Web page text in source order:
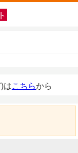
はこちらから